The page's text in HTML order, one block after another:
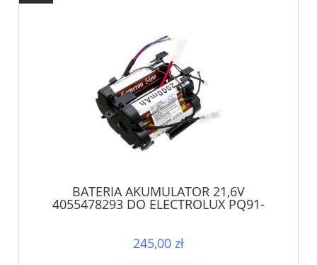
BATERIA AKUMULATOR 21,6V
4055478293 DO ELECTROLUX PQ91-
245,00 zł